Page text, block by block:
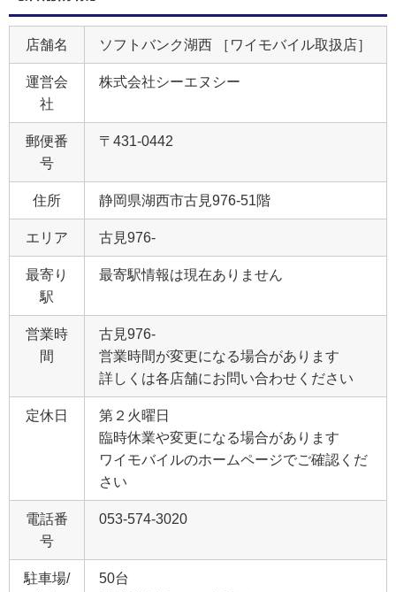
店舗名 ソフトバンク湖西 ［ワイモバイル取扱店］
運営会
社
株式会社シーエヌシー
郵便番
号
〒431-0442
住所 静岡県湖西市古見976‐51階
エリア 古見976‐
最寄り
駅
最寄駅情報は現在ありません
営業時
間
古見976‐
営業時間が変更になる場合があります
詳しくは各店舗にお問い合わせください
定休日
第２火曜日
臨時休業や変更になる場合があります
ワイモバイルのホームページでご確認くだ
さい
電話番
号
053-574-3020
駐車場/
50台